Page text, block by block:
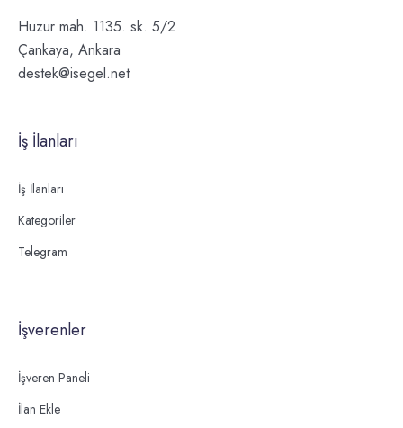
Huzur mah. 1135. sk. 5/2
Çankaya, Ankara
destek@isegel.net
İş İlanları
İş İlanları
Kategoriler
Telegram
İşverenler
İşveren Paneli
İlan Ekle